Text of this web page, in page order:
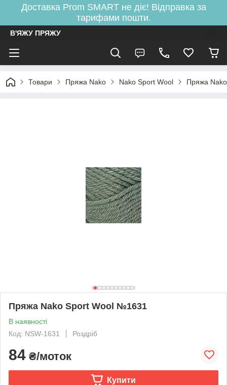
Доставка Prom SMART не діє! Відправка за
тарифами пошти.
В'ЯЖУ ПРЯЖУ
Товари Пряжа Nako Nako Sport Wool Пряжа
Пряжа Nako Sport Wool №1631
В наявності
Код: NSW-1631
Роздріб
84 ₴/моток
Купити